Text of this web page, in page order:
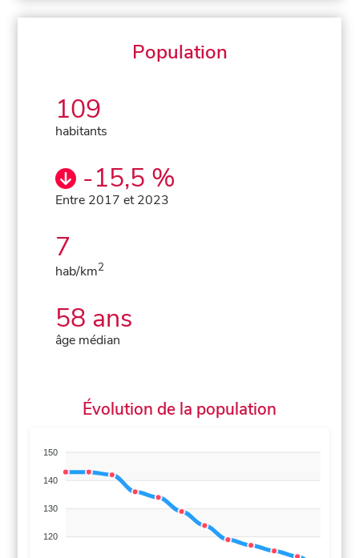
Population
109
habitants
-15,5 %
Entre 2017 et 2023
7
hab/km2
58 ans
âge médian
Évolution de la population
150
140
130
120